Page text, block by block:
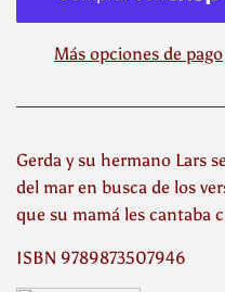
Más opciones de pago
Gerda y su hermano Lars
del mar en busca de los
que su mamá les cantaba
ISBN 9789873507946